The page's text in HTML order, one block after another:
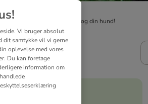
sikkert også noget for dig og din hund!
Vi bruger absolut
dit samtykke vil vi gerne
oplevelse med vores
Du kan foretage
information om